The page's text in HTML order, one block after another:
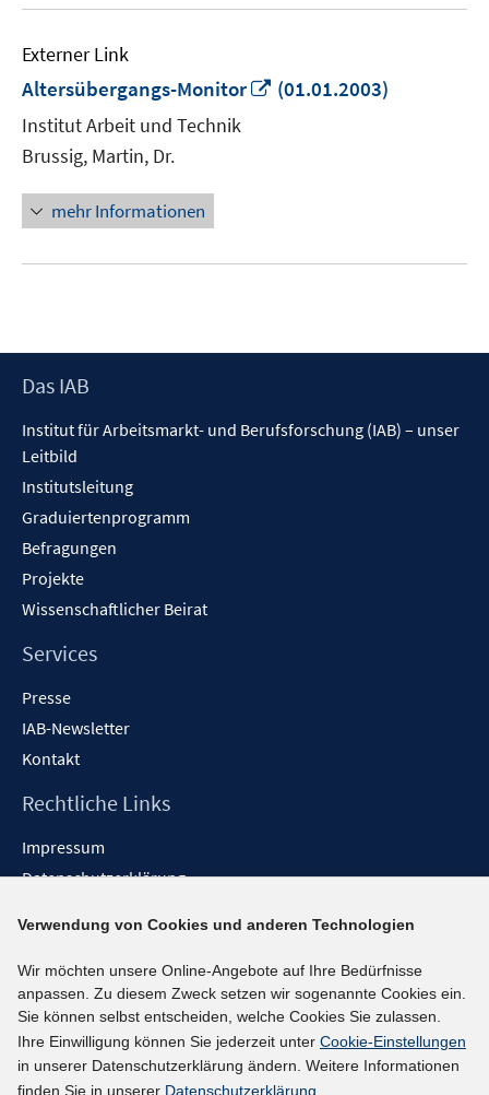
Externer Link
Altersübergangs-Monitor
In
(01.01.2003)
Institut Arbeit und Technik
Brussig, Martin, Dr.
mehr Informationen
Footer
Das IAB
Institut für Arbeitsmarkt- und Berufsforschung (IAB) – unser
Leitbild
Institutsleitung
Graduiertenprogramm
Befragungen
Projekte
Wissenschaftlicher Beirat
Services
Presse
IAB-Newsletter
Kontakt
Rechtliche Links
Impressum
Datenschutzerklärung
Barrieren melden
Social-Media-Kanäle
BlueSky
YouTube
LinkedIn
Verwendung von Cookies und anderen Technologien
Wir möchten unsere Online-Angebote auf Ihre Bedürfnisse
anpassen. Zu diesem Zweck setzen wir sogenannte Cookies ein.
Sie können selbst entscheiden, welche Cookies Sie zulassen.
Ihre Einwilligung können Sie jederzeit unter Cookie-Einstellungen
in unserer Datenschutzerklärung ändern. Weitere Informationen
finden Sie in unserer Datenschutzerklärung